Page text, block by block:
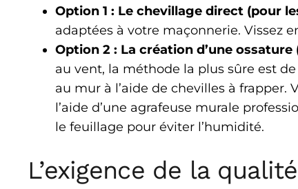
Option 1 : Le chevillage direct (pour
adaptées à votre maçonnerie. Vissez
Option 2 : La création d’une
au vent, la méthode la plus sûre est
au mur à l’aide de chevilles à
l’aide d’une agrafeuse murale
le feuillage pour éviter l’humidité.
L’exigence de la